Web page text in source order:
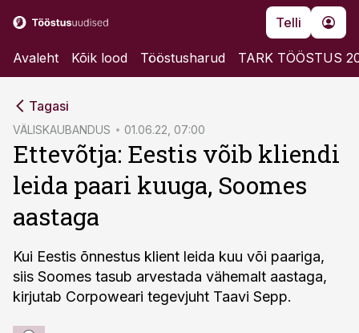
Telli
Avaleht Kõik lood Tööstusharud TARK TÖÖSTUS
Tagasi
VÄLISKAUBANDUS 01.06.22, 07:00
Ettevõtja: Eestis võib kliendi
leida paari kuuga, Soomes
aastaga
Kui Eestis õnnestus klient leida kuu või paariga,
siis Soomes tasub arvestada vähemalt aastaga,
kirjutab Corpoweari tegevjuht Taavi Sepp.